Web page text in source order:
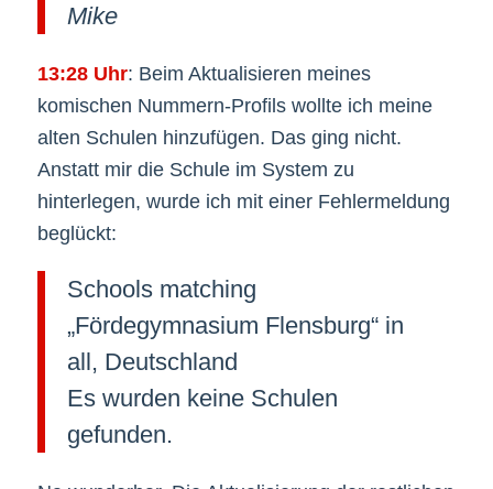
Mike
13:28 Uhr: Beim Aktualisieren meines
komischen Nummern-Profils wollte ich meine
alten Schulen hinzufügen. Das ging nicht.
Anstatt mir die Schule im System zu
hinterlegen, wurde ich mit einer Fehlermeldung
beglückt:
Schools matching
„Fördegymnasium Flensburg“ in
all, Deutschland
Es wurden keine Schulen
gefunden.